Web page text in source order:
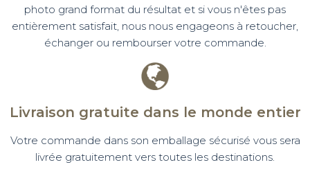
photo grand format du résultat et si vous n'êtes pas
entièrement satisfait, nous nous engageons à retoucher,
échanger ou rembourser votre commande.
Livraison gratuite dans le monde entier
Votre commande dans son emballage sécurisé vous sera
livrée gratuitement vers toutes les destinations.